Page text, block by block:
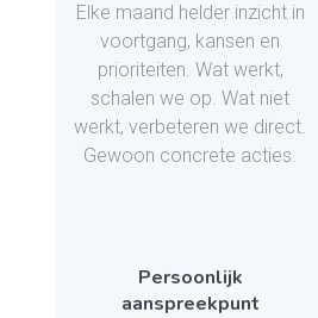
Elke maand helder inzicht in
voortgang, kansen en
prioriteiten. Wat werkt,
schalen we op. Wat niet
werkt, verbeteren we direct.
Gewoon concrete acties.
Persoonlijk
aanspreekpunt